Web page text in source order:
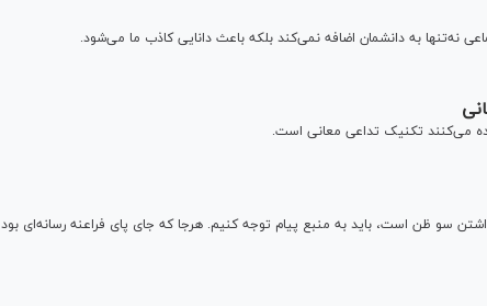
نه‌تنها به دانشمان اضافه نمی‌کند بلکه باعث دانایی کاذب ما می‌شود.
می‌کنند تکنیک تداعی معانی است.
سو ظن است، باید به منبع پیام توجه کنیم. هرجا که جای پای فراعنه رسانه‌ای بود